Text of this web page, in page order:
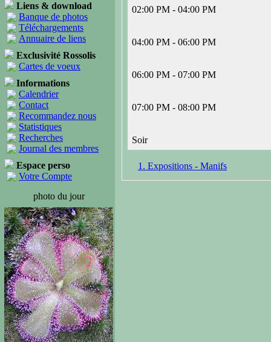
Liens & download
Banque de photos
Téléchargements
Annuaire de liens
Exclusivité Rossolis
Cartes de voeux
Informations
Calendrier
Contact
Recommandez nous
Statistiques
Recherches
Journal des membres
Espace perso
Votre Compte
photo du jour
02:00 PM - 04:00 PM
04:00 PM - 06:00 PM
06:00 PM - 07:00 PM
07:00 PM - 08:00 PM
Soir
1. Expositions - Manifs